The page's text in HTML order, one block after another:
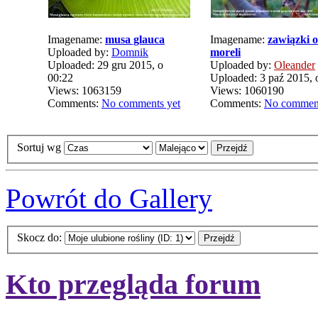
Imagename: musa glauca
Uploaded by: Domnik
Uploaded: 29 gru 2015, o
00:22
Views: 1063159
Comments: No comments yet
Imagename: zawiązki
moreli
Uploaded by: Oleander
Uploaded: 3 paź 2015,
Views: 1060190
Comments: No
Sortuj wg
Powrót do Gallery
Skocz do:
Kto przegląda forum